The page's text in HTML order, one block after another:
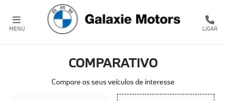
MENU LIGAR
COMPARATIVO
Compare os seus veículos de interesse